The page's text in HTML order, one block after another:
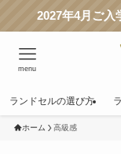
2027年4月ご入
menu
ランドセルの選び方
ホーム 高級感